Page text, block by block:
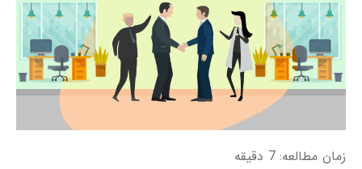
زمان مطالعه: 7 دقیقه